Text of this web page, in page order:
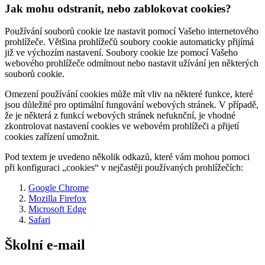
Jak mohu odstranit, nebo zablokovat cookies?
Používání souborů cookie lze nastavit pomocí Vašeho internetového
prohlížeče. Většina prohlížečů soubory cookie automaticky přijímá
již ve výchozím nastavení. Soubory cookie lze pomocí Vašeho
webového prohlížeče odmítnout nebo nastavit užívání jen některých
souborů cookie.
Omezení používání cookies může mít vliv na některé funkce, které
jsou důležité pro optimální fungování webových stránek. V případě,
že je některá z funkcí webových stránek nefuknční, je vhodné
zkontrolovat nastavení cookies ve webovém prohlížeči a přijetí
cookies zařízení umožnit.
Pod textem je uvedeno několik odkazů, které vám mohou pomoci
při konfiguraci „cookies“ v nejčastěji používaných prohlížečích:
Google Chrome
Mozilla Firefox
Microsoft Edge
Safari
Školní e-mail